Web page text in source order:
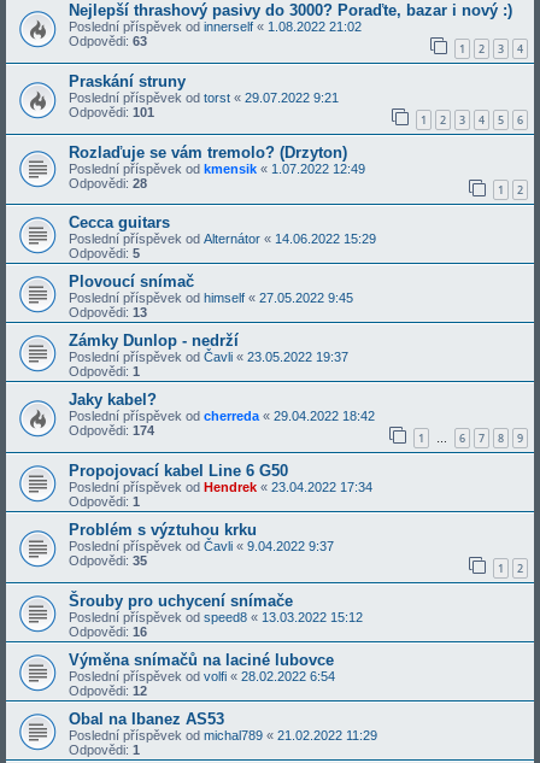
Nejlepší thrashový pasivy do 3000? Poraďte, bazar i nový :)
Poslední příspěvek od innerself « 1.08.2022 21:02
Odpovědi: 63 1 2 3 4
Praskání struny
Poslední příspěvek od torst « 29.07.2022 9:21
Odpovědi: 101 1 2 3 4 5 6
Rozlaďuje se vám tremolo? (Drzyton)
Poslední příspěvek od kmensik « 1.07.2022 12:49
Odpovědi: 28 1 2
Cecca guitars
Poslední příspěvek od Alternátor « 14.06.2022 15:29
Odpovědi: 5
Plovoucí snímač
Poslední příspěvek od himself « 27.05.2022 9:45
Odpovědi: 13
Zámky Dunlop - nedrží
Poslední příspěvek od Čavli « 23.05.2022 19:37
Odpovědi: 1
Jaky kabel?
Poslední příspěvek od cherreda « 29.04.2022 18:42
Odpovědi: 174 1 … 6 7 8 9
Propojovací kabel Line 6 G50
Poslední příspěvek od Hendrek « 23.04.2022 17:34
Odpovědi: 1
Problém s výztuhou krku
Poslední příspěvek od Čavli « 9.04.2022 9:37
Odpovědi: 35 1 2
Šrouby pro uchycení snímače
Poslední příspěvek od speed8 « 13.03.2022 15:12
Odpovědi: 16
Výměna snímačů na laciné lubovce
Poslední příspěvek od volfi « 28.02.2022 6:54
Odpovědi: 12
Obal na Ibanez AS53
Poslední příspěvek od michal789 « 21.02.2022 11:29
Odpovědi: 1